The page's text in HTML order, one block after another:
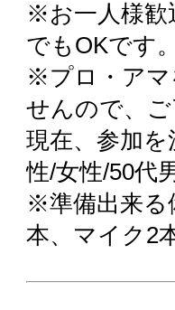
※お一人様歓
でもOKです
※プロ・アマ
せんので、
現在、参加
性/女性/50代
※準備出来る
本、マイク2